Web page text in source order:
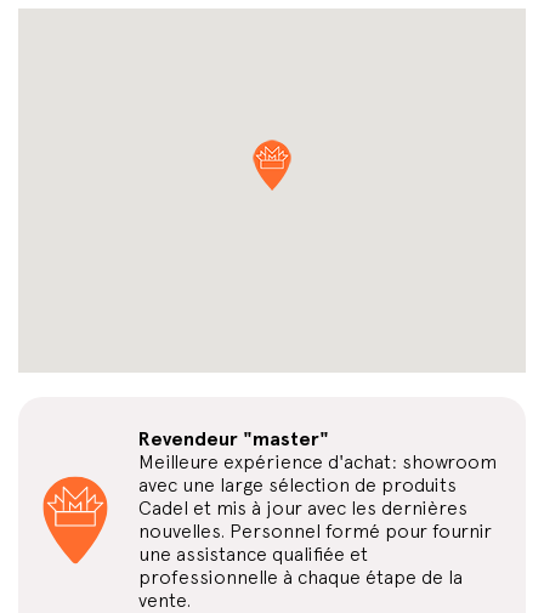
Revendeur "master"
Meilleure expérience d'achat: showroom
avec une large sélection de produits
Cadel et mis à jour avec les dernières
nouvelles. Personnel formé pour fournir
une assistance qualifiée et
professionnelle à chaque étape de la
vente.